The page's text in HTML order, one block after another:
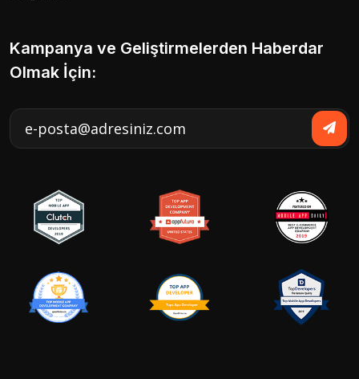
Kampanya ve Geliştirmelerden Haberdar
Olmak İçin: